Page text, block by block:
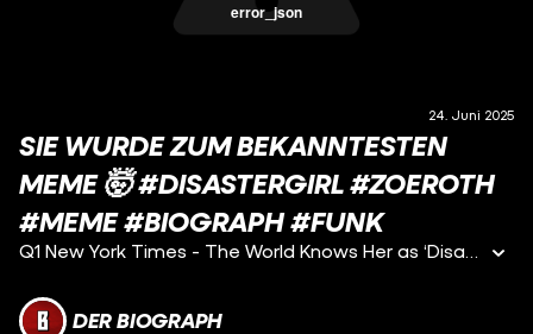
error_json
24. Juni 2025
SIE WURDE ZUM BEKANNTESTEN
MEME 🤯 #DISASTERGIRL #ZOEROTH
#MEME #BIOGRAPH #FUNK
Q1 New York Times - The World Knows Her as ‘Disaster Girl.’ She Just Made $500,000 Off the Meme Q2 BBC - Zoë Roth sells 'Disaster Girl' meme as NFT for $500,000
DER BIOGRAPH